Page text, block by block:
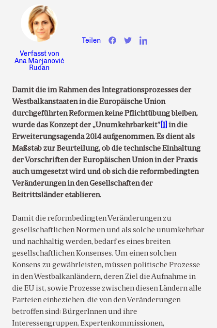
Verfasst von
Ana Marjanović
Rudan
Teilen
Damit die im Rahmen des Integrationsprozesses der
Westbalkanstaaten in die Europäische Union
durchgeführten Reformen keine Pflichtübung bleiben,
wurde das Konzept der „Unumkehrbarkeit” [1] in die
Erweiterungsagenda 2014 aufgenommen. Es dient als
Maßstab zur Beurteilung, ob die technische Einhaltung
der Vorschriften der Europäischen Union in der Praxis
auch umgesetzt wird und ob sich die reformbedingten
Veränderungen in den Gesellschaften der
Beitrittsländer etablieren.
Damit die reformbedingten Veränderungen zu
gesellschaftlichen Normen und als solche unumkehrbar
und nachhaltig werden, bedarf es eines breiten
gesellschaftlichen Konsenses. Um einen solchen
Konsens zu gewährleisten, müssen politische Prozesse
in den Westbalkanländern, deren Ziel die Aufnahme in
die EU ist, sowie Prozesse zwischen diesen Ländern alle
Parteien einbeziehen, die von den Veränderungen
betroffen sind: BürgerInnen und ihre
Interessengruppen, Expertenkommissionen,